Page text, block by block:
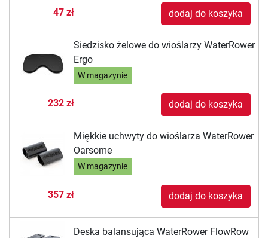
47 zł dodaj do koszyka
Siedzisko żelowe do wioślarzy WaterRower
Ergo
W magazynie
232 zł dodaj do koszyka
Miękkie uchwyty do wioślarza WaterRower
Oarsome
W magazynie
357 zł dodaj do koszyka
Deska balansująca WaterRower FlowRow